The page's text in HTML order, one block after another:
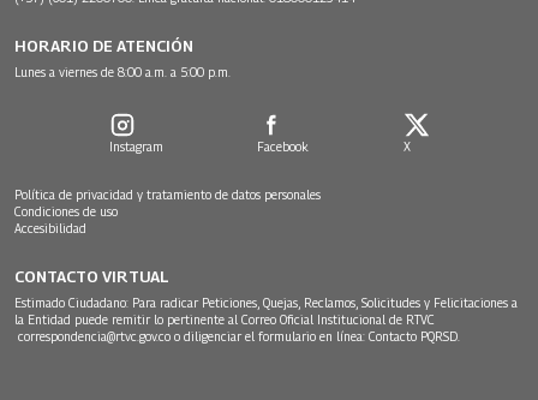
HORARIO DE ATENCIÓN
Lunes a viernes de 8:00 a.m. a 5:00 p.m.
Instagram Facebook X
Política de privacidad y tratamiento de datos personales
Condiciones de uso
Accesibilidad
CONTACTO VIRTUAL
Estimado Ciudadano: Para radicar Peticiones, Quejas, Reclamos, Solicitudes y Felicitaciones a
la Entidad puede remitir lo pertinente al Correo Oficial Institucional de RTVC
correspondencia@rtvc.gov.co o diligenciar el formulario en línea: Contacto PQRSD.